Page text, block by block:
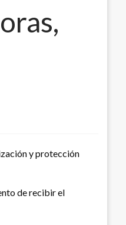
y protección
de recibir el